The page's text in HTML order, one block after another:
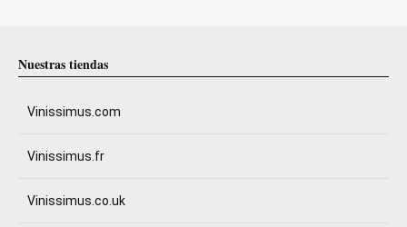
Nuestras tiendas
Vinissimus.com
Vinissimus.fr
Vinissimus.co.uk